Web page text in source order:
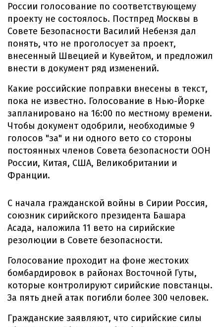
России голосование по соответствующему
проекту не состоялось. Постпред Москвы в
Совете Безопасности Василий Небензя дал
понять, что не проголосует за проект,
внесенный Швецией и Кувейтом, и предложил
внести в документ ряд изменений.
Какие российские поправки внесены в текст,
пока не известно. Голосование в Нью-Йорке
запланировано на 16:00 по местному времени.
Чтобы документ одобрили, необходимые 9
голосов "за" и ни одного вето со стороны
постоянных членов Совета безопасности ООН
России, Китая, США, Великобритании и
Франции.
С начала гражданской войны в Сирии Россия,
союзник сирийского президента Башара
Асада, наложила 11 вето на сирийские
резолюции в Совете безопасности.
Голосование проходит на фоне жестоких
бомбардировок в районах Восточной Гуты,
которые контролируют сирийские повстанцы.
За пять дней атак погибли более 300 человек.
Гражданские заявляют, что сирийские силы